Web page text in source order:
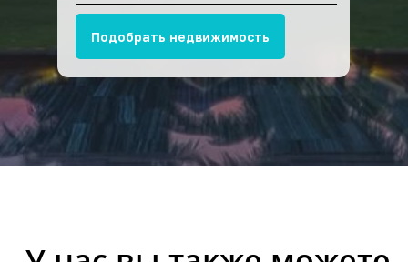
Подобрать недвижимость
Аренда вилл